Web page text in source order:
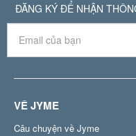
ĐĂNG KÝ ĐỂ NHẬN
VỀ JYME
Câu chuyện về Jyme